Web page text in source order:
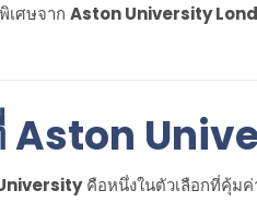
เศษจาก Aston University
Aston
คือหนึ่งในตัวเลือกที่คุ้ม